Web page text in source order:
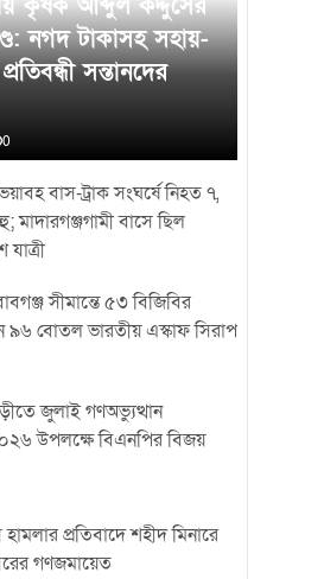
আইনগত ব্যবস্থা নেওয়া হবে।
নগদ টাকাসহ সহায়-
সন্তানদের
0
বাস-ট্রাক সংঘর্ষে নিহত ৭,
বাসে ছিল
সীমান্তে ৫৩ বিজিবির
৯৬ বোতল ভারতীয় এস্কাফ সিরাপ
জুলাই গণঅভ্যুত্থান
উপলক্ষে বিএনপির বিজয়
প্রতিবাদে শহীদ মিনারে
গণজমায়েত